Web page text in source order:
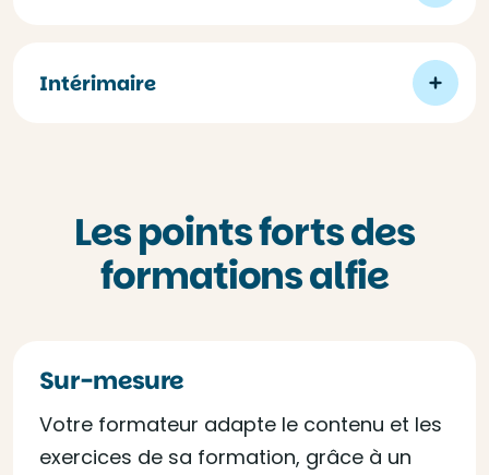
Intérimaire
Les points forts des
formations alfie
Sur-mesure
Votre formateur adapte le contenu et les
exercices de sa formation, grâce à un